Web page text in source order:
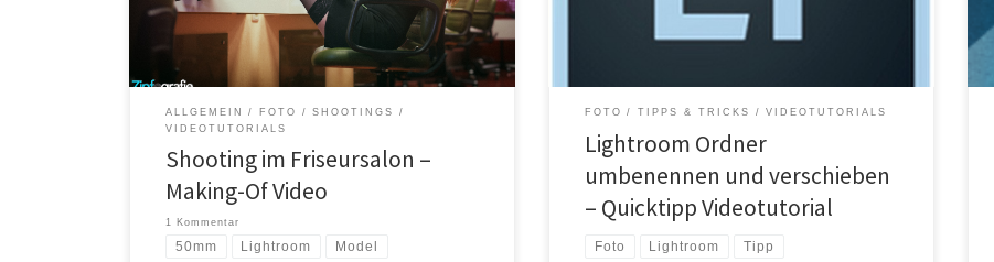
Grund mehr, dass man noch mal ein Fotoshooting in
dieser abgefahrenen […]
ALLGEMEIN FOTO
SHOOTINGS
VIDEOTUTORIALS
Shooting im Friseursalon –
Making-Of Video
1 Kommentar
50mm Lightroom Model
Netzwerkfestplatte verschoben und evtl. umbenannt.
Viele machen das Umbenennen […]
FOTO TIPPS & TRICKS VIDEOTUTORIALS
Lightroom Ordner
umbenennen und verschieben
– Quicktipp Videotutorial
Foto Lightroom Tipp